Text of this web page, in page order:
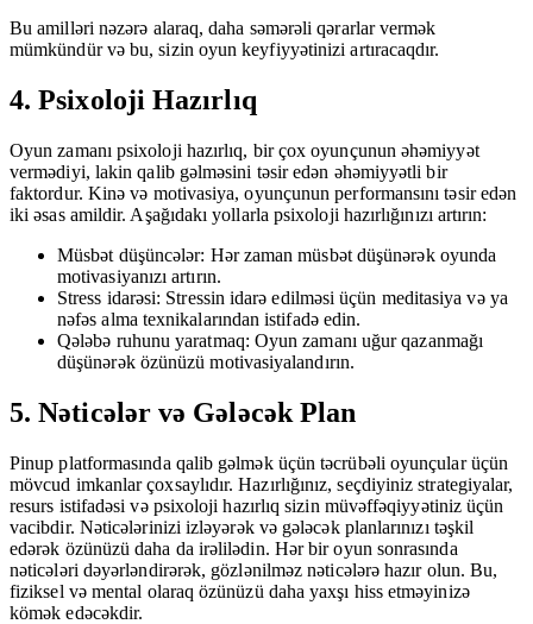
Bu amilləri nəzərə alaraq, daha səmərəli qərarlar vermək
mümkündür və bu, sizin oyun keyfiyyətinizi artıracaqdır.
4. Psixoloji Hazırlıq
Oyun zamanı psixoloji hazırlıq, bir çox oyunçunun əhəmiyyət
vermədiyi, lakin qalib gəlməsini təsir edən əhəmiyyətli bir
faktordur. Kinə və motivasiya, oyunçunun performansını təsir edən
iki əsas amildir. Aşağıdakı yollarla psixoloji hazırlığınızı artırın:
Müsbət düşüncələr: Hər zaman müsbət düşünərək oyunda
motivasiyanızı artırın.
Stress idarəsi: Stressin idarə edilməsi üçün meditasiya və ya
nəfəs alma texnikalarından istifadə edin.
Qələbə ruhunu yaratmaq: Oyun zamanı uğur qazanmağı
düşünərək özünüzü motivasiyalandırın.
5. Nəticələr və Gələcək Plan
Pinup platformasında qalib gəlmək üçün təcrübəli oyunçular üçün
mövcud imkanlar çoxsaylıdır. Hazırlığınız, seçdiyiniz strategiyalar,
resurs istifadəsi və psixoloji hazırlıq sizin müvəffəqiyyətiniz üçün
vacibdir. Nəticələrinizi izləyərək və gələcək planlarınızı təşkil
edərək özünüzü daha da irəlilədin. Hər bir oyun sonrasında
nəticələri dəyərləndirərək, gözlənilməz nəticələrə hazır olun. Bu,
fiziksel və mental olaraq özünüzü daha yaxşı hiss etməyinizə
kömək edəcəkdir.